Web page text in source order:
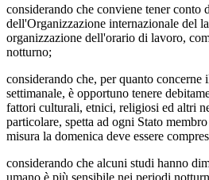
considerando che conviene tener conto
dell'Organizzazione internazionale del
organizzazione dell'orario di lavoro,
notturno;
considerando che, per quanto
settimanale, è opportuno tenere
fattori culturali, etnici, religiosi ed altri
particolare, spetta ad ogni Stato
misura la domenica deve essere
considerando che alcuni studi hanno